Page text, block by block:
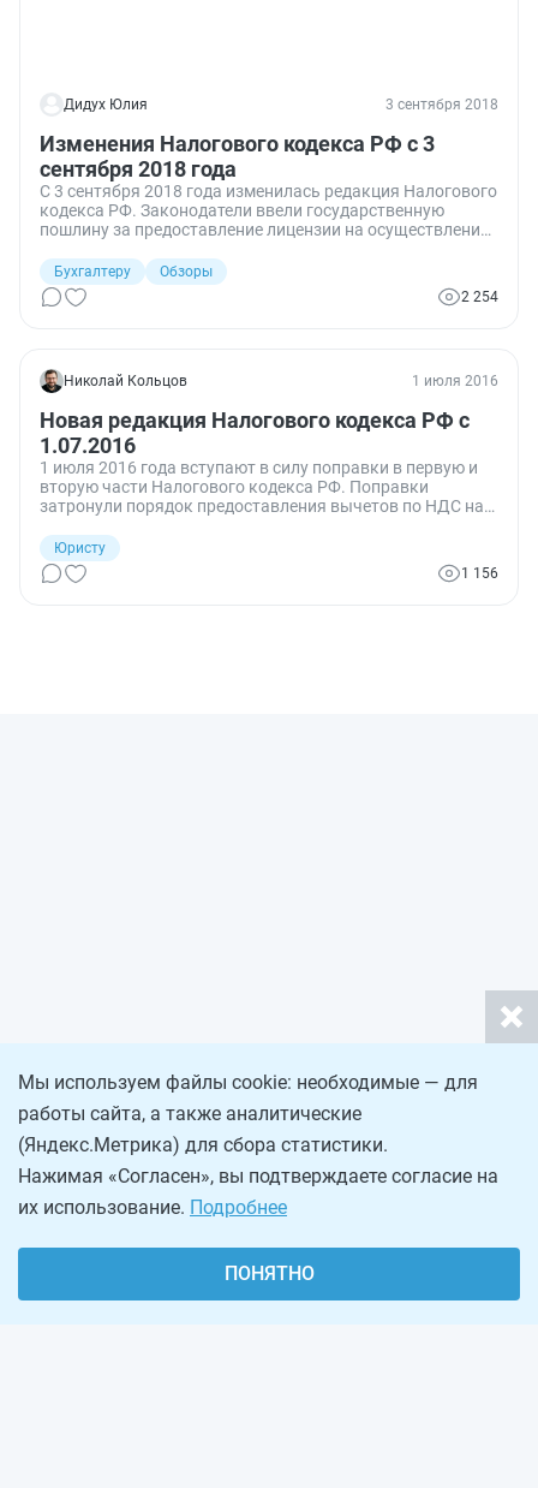
Дидух Юлия 3 сентября 2018
Изменения Налогового кодекса РФ с 3
сентября 2018 года
С 3 сентября 2018 года изменилась редакция Налогового
кодекса РФ. Законодатели ввели государственную
пошлину за предоставление лицензии на осуществление
переоформление и выдачу дубликата. Кроме того, с 3 до
2 месяцев сокращается срок проведения камеральной
налоговой проверки декларации по НДС и уточняется
Бухгалтеру
Обзоры
2 254
Николай Кольцов 1 июля 2016
Новая редакция Налогового кодекса РФ с
1.07.2016
1 июля 2016 года вступают в силу поправки в первую и
вторую части Налогового кодекса РФ. Поправки
затронули порядок предоставления вычетов по НДС на
имущественные налоги граждан и обязанность
налогоплательщиков обеспечивать электронное
взаимодействие с ФНС.
Юристу
1 156
Мы используем файлы cookie: необходимые — для
работы сайта, а также аналитические
(Яндекс.Метрика) для сбора статистики.
Нажимая «Согласен», вы подтверждаете согласие на
их использование. Подробнее
ПОНЯТНО